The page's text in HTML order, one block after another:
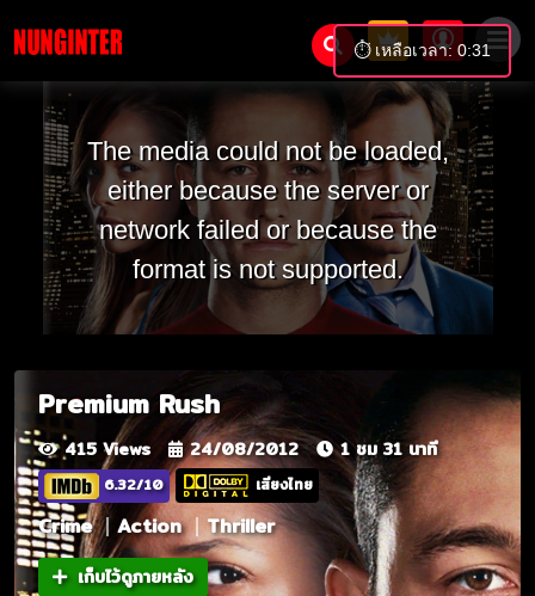
The media could not be loaded,
either because the server or
network failed or because the
format is not supported.
Premium Rush
415 Views 24/08/2012 1 ชม 31 นาที
6.32/10 เสียงไทย
Crime Action Thriller
เก็บไว้ดูภายหลัง
⏱️ เหลือเวลา: 0:31